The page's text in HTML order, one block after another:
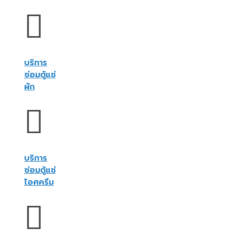
บริการ
ซ่อมตู้แช่
ผัก
บริการ
ซ่อมตู้แช่
ไอศครีม